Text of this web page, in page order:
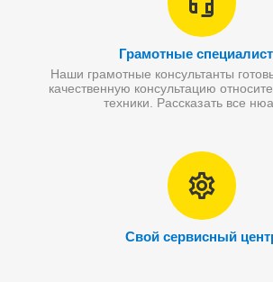
Грамотные
Наши грамотные консультанты
качественную консультацию
техники. Рассказать все
Свой сервисный